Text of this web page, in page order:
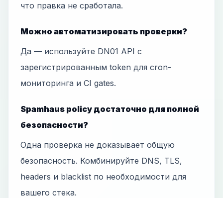
что правка не сработала.
Можно автоматизировать проверки?
Да — используйте DN01 API с
зарегистрированным token для cron-
мониторинга и CI gates.
Spamhaus policy достаточно для полной
безопасности?
Одна проверка не доказывает общую
безопасность. Комбинируйте DNS, TLS,
headers и blacklist по необходимости для
вашего стека.